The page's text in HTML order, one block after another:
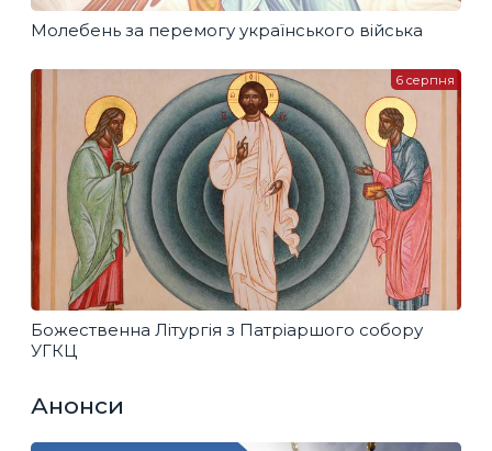
Молебень за перемогу українського війська
Божественна Літургія з Патріаршого собору
УГКЦ
6 серпня
Анонси